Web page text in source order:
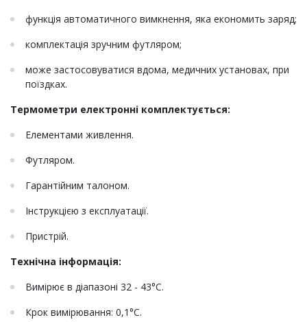
функція автоматичного вимкнення, яка економить заряд;
комплектація зручним футляром;
може застосовуватися вдома, медичних установах, при
поїздках.
Термометри електронні комплектується:
Елементами живлення.
Футляром.
Гарантійним талоном.
Інструкцією з експлуатації.
Пристрій.
Технічна інформація:
Вимірює в діапазоні 32 - 43°С.
Крок вимірювання: 0,1°С.